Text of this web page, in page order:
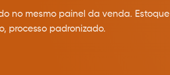
no mesmo painel da venda. Estoque
processo padronizado.